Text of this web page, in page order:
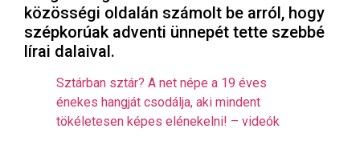
közösségi oldalán számolt be arról, hogy
szépkorúak adventi ünnepét tette szebbé
lírai dalaival.
Sztárban sztár? A net népe a 19 éves
énekes hangját csodálja, aki mindent
tökéletesen képes elénekelni! – videók